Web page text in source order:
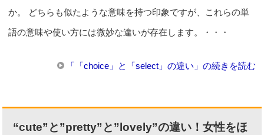
か。 どちらも似たような意味を持つ印象ですが、これらの単
語の意味や使い方には微妙な違いが存在します。・・・
「「choice」と「select」の違い」の続きを読む
“cute”と”pretty”と”lovely”の違い！女性をほ